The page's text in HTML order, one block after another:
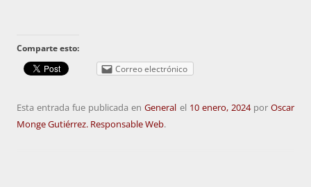
Comparte esto:
Correo electrónico
Esta entrada fue publicada enGeneral el 10 enero, 2024porOscar
Monge Gutiérrez. Responsable Web.